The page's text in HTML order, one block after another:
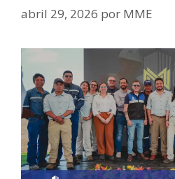
abril 29, 2026 por MME